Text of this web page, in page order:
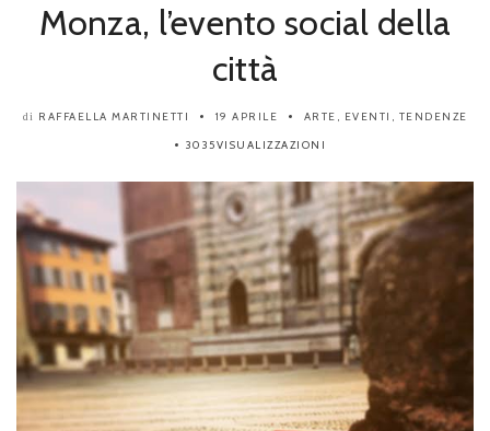
Monza, l’evento social della
città
di RAFFAELLA MARTINETTI 19 APRILE ARTE , EVENTI , TENDENZE
3035VISUALIZZAZIONI